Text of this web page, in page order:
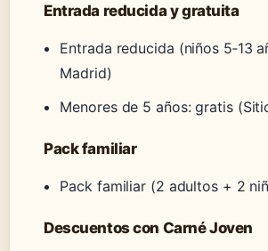
Entrada reducida y gratuita
Entrada reducida (niños 5‑13
Madrid)
Menores de 5 años: gratis
Pack familiar
Pack familiar (2 adultos + 2
Descuentos con Carné Joven